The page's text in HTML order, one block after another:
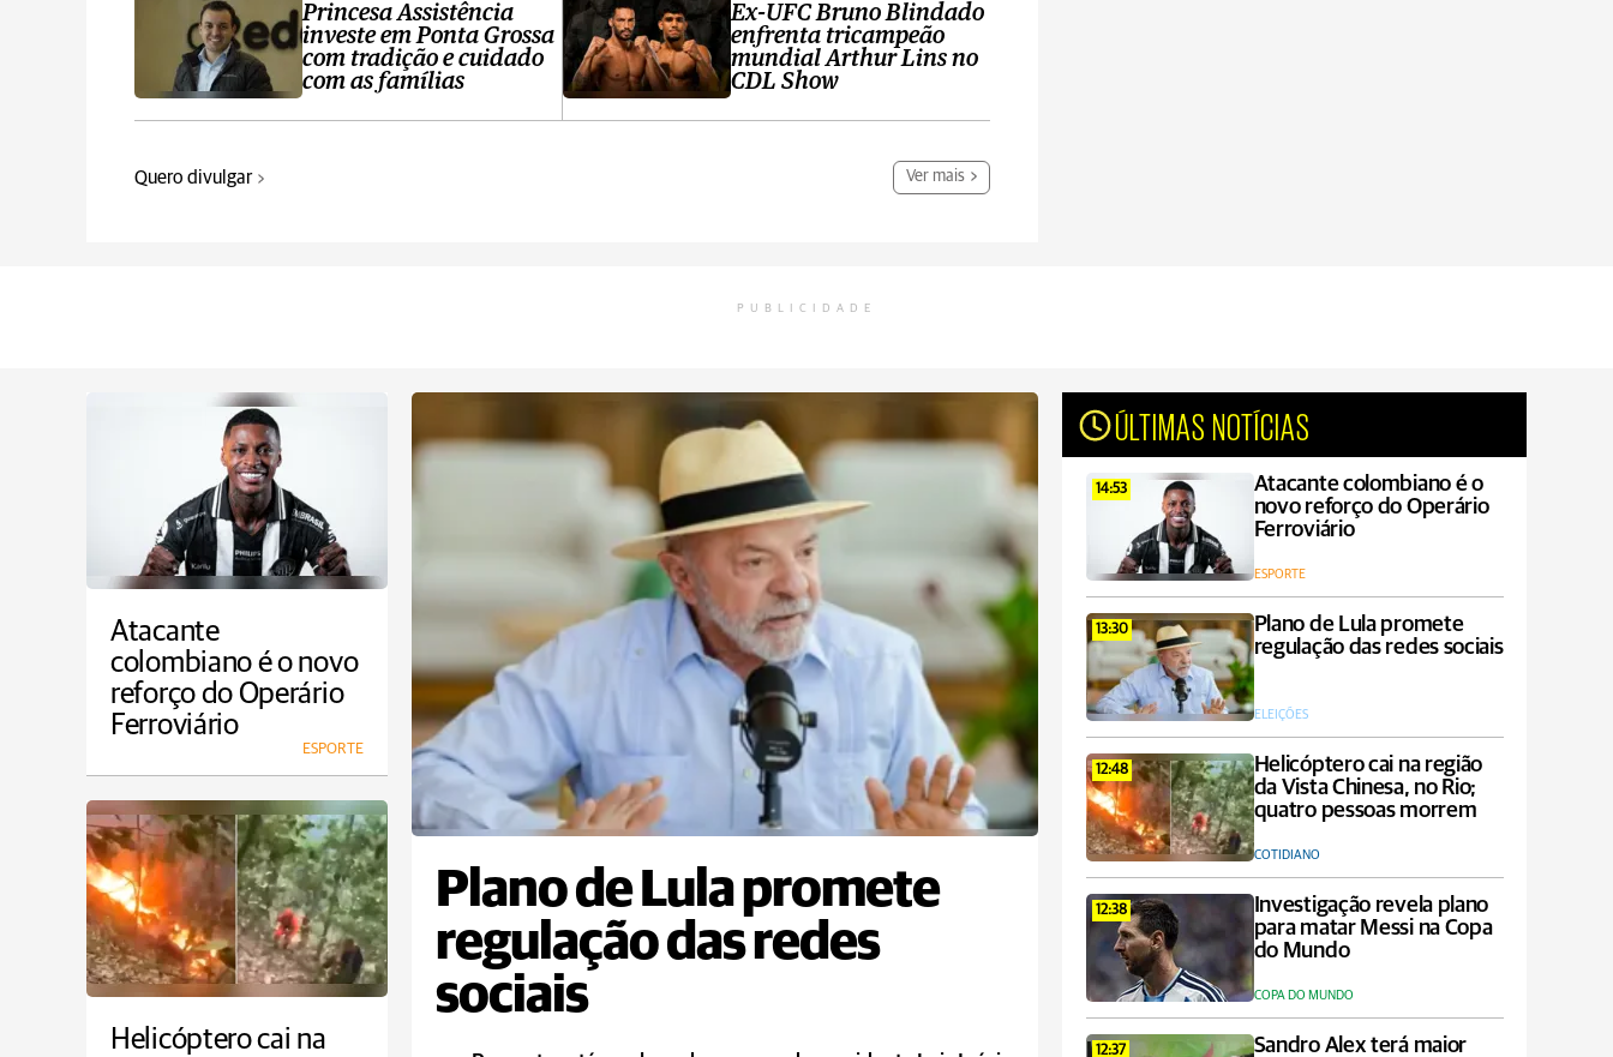
Princesa Assistência
investe em Ponta Grossa
com tradição e cuidado
com as famílias
Ex-UFC Bruno Blindado
enfrenta tricampeão
mundial Arthur Lins no
CDL Show
Quero divulgar Ver mais
PUBLICIDADE
Atacante
colombiano é o novo
reforço do Operário
Ferroviário
ESPORTE
Plano de Lula promete
regulação das redes
sociais
ÚLTIMAS NOTÍCIAS
14:53
Atacante colombiano é o
novo reforço do Operário
Ferroviário
ESPORTE
13:30
Plano de Lula promete
regulação das redes sociais
ELEIÇÕES
12:48
Helicóptero cai na região
da Vista Chinesa, no Rio;
quatro pessoas morrem
COTIDIANO
12:38
Investigação revela plano
para matar Messi na Copa
do Mundo
COPA DO MUNDO
12:37 Sandro Alex terá maior
Helicóptero cai na